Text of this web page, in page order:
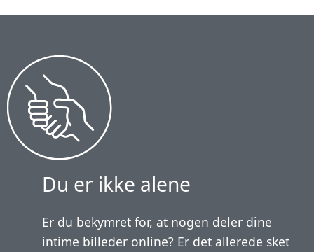
Du er ikke alene
Er du bekymret for, at nogen deler dine
intime billeder online? Er det allerede sket